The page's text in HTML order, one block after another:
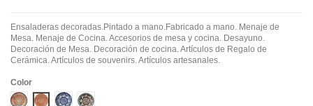
Ensaladeras decoradas.Pintado a mano.Fabricado a mano. Menaje de
Mesa. Menaje de Cocina. Accesorios de mesa y cocina. Desayuno.
Decoración de Mesa. Decoración de cocina. Artículos de Regalo de
Cerámica. Artículos de souvenirs. Artículos artesanales.
Color
Diseño 1Diseño 2Diseño 3Diseño 4